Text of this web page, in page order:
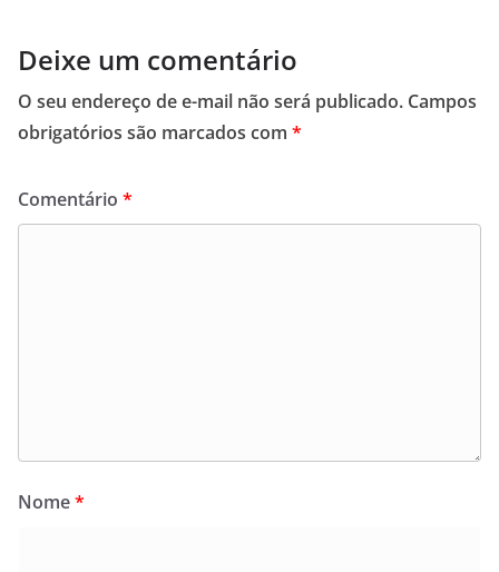
Deixe um comentário
O seu endereço de e-mail não será publicado. Campos
obrigatórios são marcados com *
Comentário *
Nome*